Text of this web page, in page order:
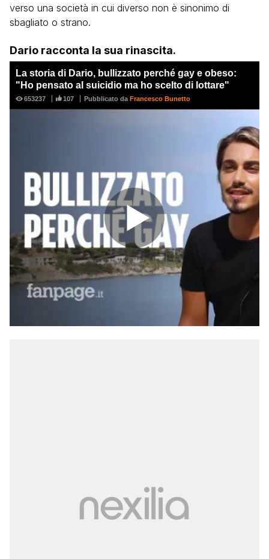
verso una società in cui diverso non è sinonimo di
sbagliato o strano.
Dario racconta la sua rinascita.